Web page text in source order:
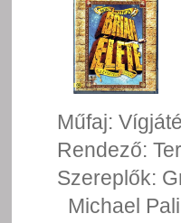
Műfaj:
Rendező:
Szereplők:
Michael